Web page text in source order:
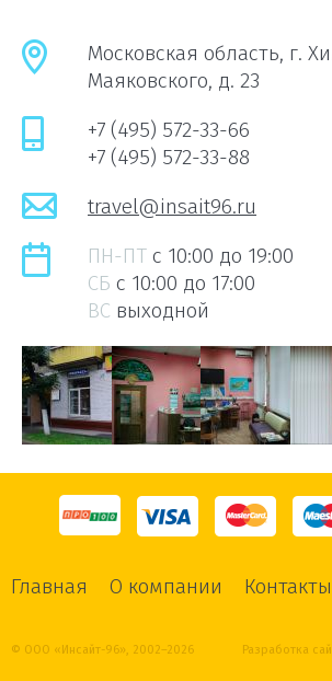
Московская область, г.
Маяковского, д. 23
+7 (495) 572-33-66
+7 (495) 572-33-88
travel@insait96.ru
ПН-ПТ c 10:00 до 19:00
СБ c 10:00 до 17:00
ВС выходной
Главная О компании Контакты
© ООО «Инсайт-96», 2002–2026 Разработка